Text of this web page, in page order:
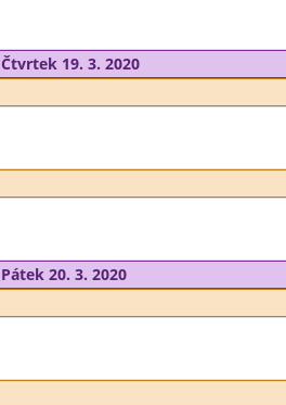
Čtvrtek 19. 3. 2020
Pátek 20. 3. 2020